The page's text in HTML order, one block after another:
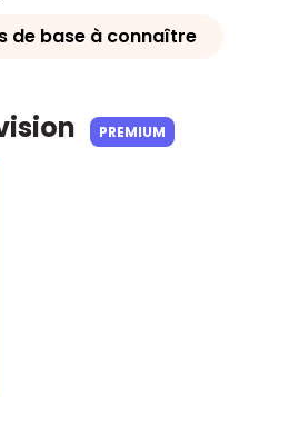
de base à connaître
PREMIUM